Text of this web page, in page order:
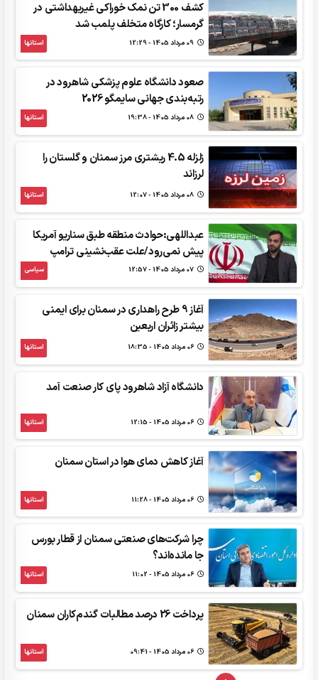
کشف 300 تن نمک خوراکی غیربهداشتی در
گرمسار؛ کارگاه متخلف پلمب شد
استانها
صعود دانشگاه علوم پزشکی شاهرود در
رتبه‌بندی جهانی سایمگو 2026
استانها
زلزله 4.5 ریشتری مرز سمنان و گلستان را
لرزاند
استانها
عبداللهی:حوادث منطقه طبق سناریو آمریکا
پیش نمی‌رود/علت عقب‌نشینی ترامپ
سیاسی
آغاز 9 طرح راهداری در سمنان برای ایمنی
بیشتر زائران اربعین
استانها
دانشگاه آزاد شاهرود پای کار صنعت آمد
استانها
آغاز کاهش دمای هوا در استان سمنان
استانها
چرا شرکت‌های صنعتی سمنان از قطار بورس
جا مانده‌اند؟
استانها
پرداخت 26 درصد مطالبات گندم‌کاران سمنان
استانها